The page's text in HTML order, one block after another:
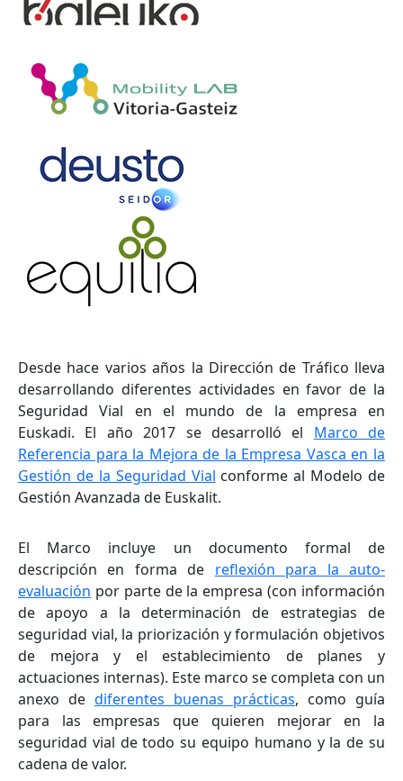
Desde hace varios años la Dirección de Tráfico lleva
desarrollando diferentes actividades en favor de la
Seguridad Vial en el mundo de la empresa en
Euskadi. El año 2017 se desarrolló el Marco de
Referencia para la Mejora de la Empresa Vasca en la
Gestión de la Seguridad Vial conforme al Modelo de
Gestión Avanzada de Euskalit.
El Marco incluye un documento formal de
descripción en forma de reflexión para la auto-
evaluación por parte de la empresa (con información
de apoyo a la determinación de estrategias de
seguridad vial, la priorización y formulación objetivos
de mejora y el establecimiento de planes y
actuaciones internas). Este marco se completa con un
anexo de diferentes buenas prácticas, como guía
para las empresas que quieren mejorar en la
seguridad vial de todo su equipo humano y la de su
cadena de valor.